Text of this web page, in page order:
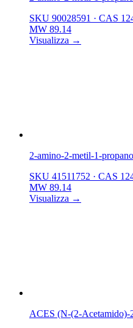
SKU 90028591 · CAS
MW 89.14
Visualizza →
2-amino-2-metil-1-
SKU 41511752 · CAS
MW 89.14
Visualizza →
ACES (N-(2-Acetamido)-